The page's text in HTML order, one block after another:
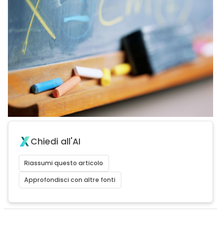
Chiedi all'AI
Riassumi questo articolo
Approfondisci con altre fonti